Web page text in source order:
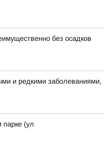
без осадков
и редкими заболеваниями,
парке (ул